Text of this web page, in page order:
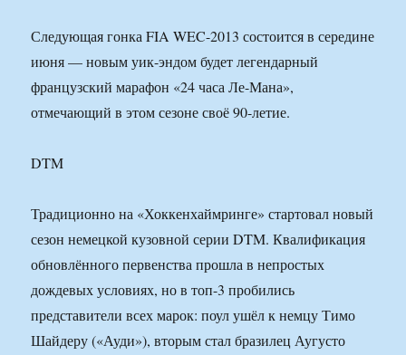
Следующая гонка FIA WEC-2013 состоится в середине
июня — новым уик-эндом будет легендарный
французский марафон «24 часа Ле-Мана»,
отмечающий в этом сезоне своё 90-летие.
DTM
Традиционно на «Хоккенхаймринге» стартовал новый
сезон немецкой кузовной серии DTM. Квалификация
обновлённого первенства прошла в непростых
дождевых условиях, но в топ-3 пробились
представители всех марок: поул ушёл к немцу Тимо
Шайдеру («Ауди»), вторым стал бразилец Аугусто